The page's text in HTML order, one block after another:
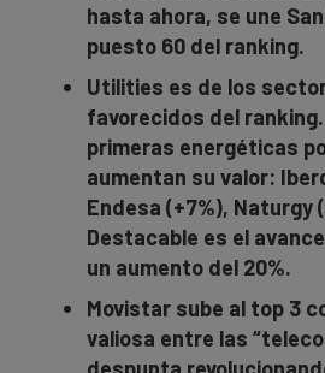
hasta ahora, se une
puesto 60 del ranking.
Utilities es de los
favorecidos del
primeras energéticas
aumentan su valor:
Endesa (+7%), Naturgy
Destacable es el
un aumento del 20%.
Movistar sube al top 3
valiosa entre las